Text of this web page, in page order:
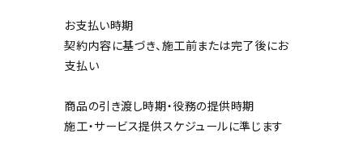
お支払い時期
契約内容に基づき、施工前または完了後にお
支払い
商品の引き渡し時期・役務の提供時期
施工・サービス提供スケジュールに準じます